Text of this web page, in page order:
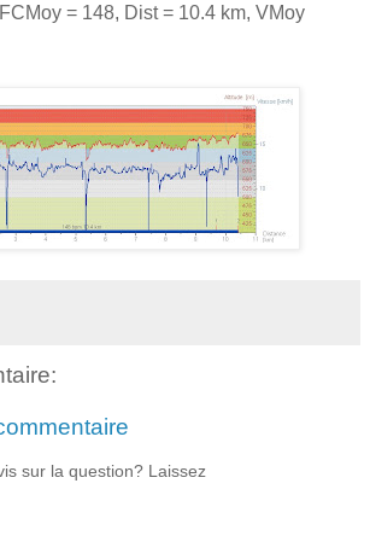
= 148, Dist = 10.4 km, VMoy
sur la question? Laissez